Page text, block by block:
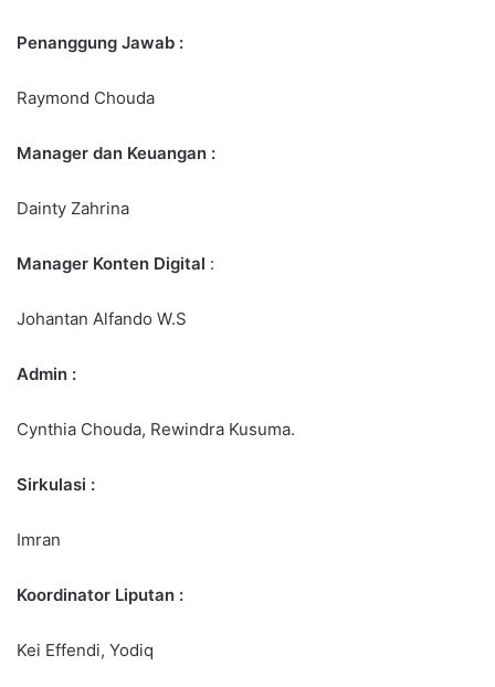
Penanggung Jawab :
Raymond Chouda
Manager dan Keuangan :
Dainty Zahrina
Manager Konten Digital :
Johantan Alfando W.S
Admin :
Cynthia Chouda, Rewindra Kusuma.
Sirkulasi :
Imran
Koordinator Liputan :
Kei Effendi, Yodiq